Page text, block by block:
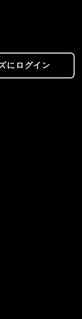
にログイン